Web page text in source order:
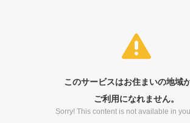
このサービスはお住まいの地域
ご利用になれません。
Sorry! This content is not available in